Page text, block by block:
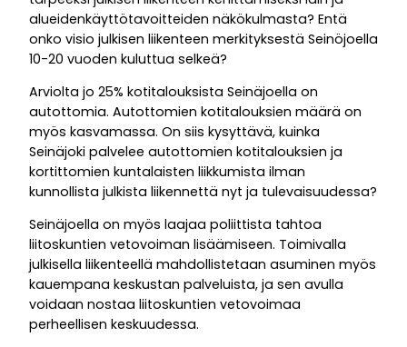
alueidenkäyttötavoitteiden näkökulmasta? Entä
onko visio julkisen liikenteen merkityksestä Seinöjoella
10-20 vuoden kuluttua selkeä?
Arviolta jo 25% kotitalouksista Seinäjoella on
autottomia. Autottomien kotitalouksien määrä on
myös kasvamassa. On siis kysyttävä, kuinka
Seinäjoki palvelee autottomien kotitalouksien ja
kortittomien kuntalaisten liikkumista ilman
kunnollista julkista liikennettä nyt ja tulevaisuudessa?
Seinäjoella on myös laajaa poliittista tahtoa
liitoskuntien vetovoiman lisäämiseen. Toimivalla
julkisella liikenteellä mahdollistetaan asuminen myös
kauempana keskustan palveluista, ja sen avulla
voidaan nostaa liitoskuntien vetovoimaa
perheellisen keskuudessa.